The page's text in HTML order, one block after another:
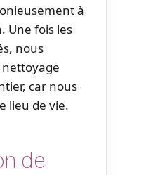
à
Une fois les
nous
car nous
lieu de vie.
de